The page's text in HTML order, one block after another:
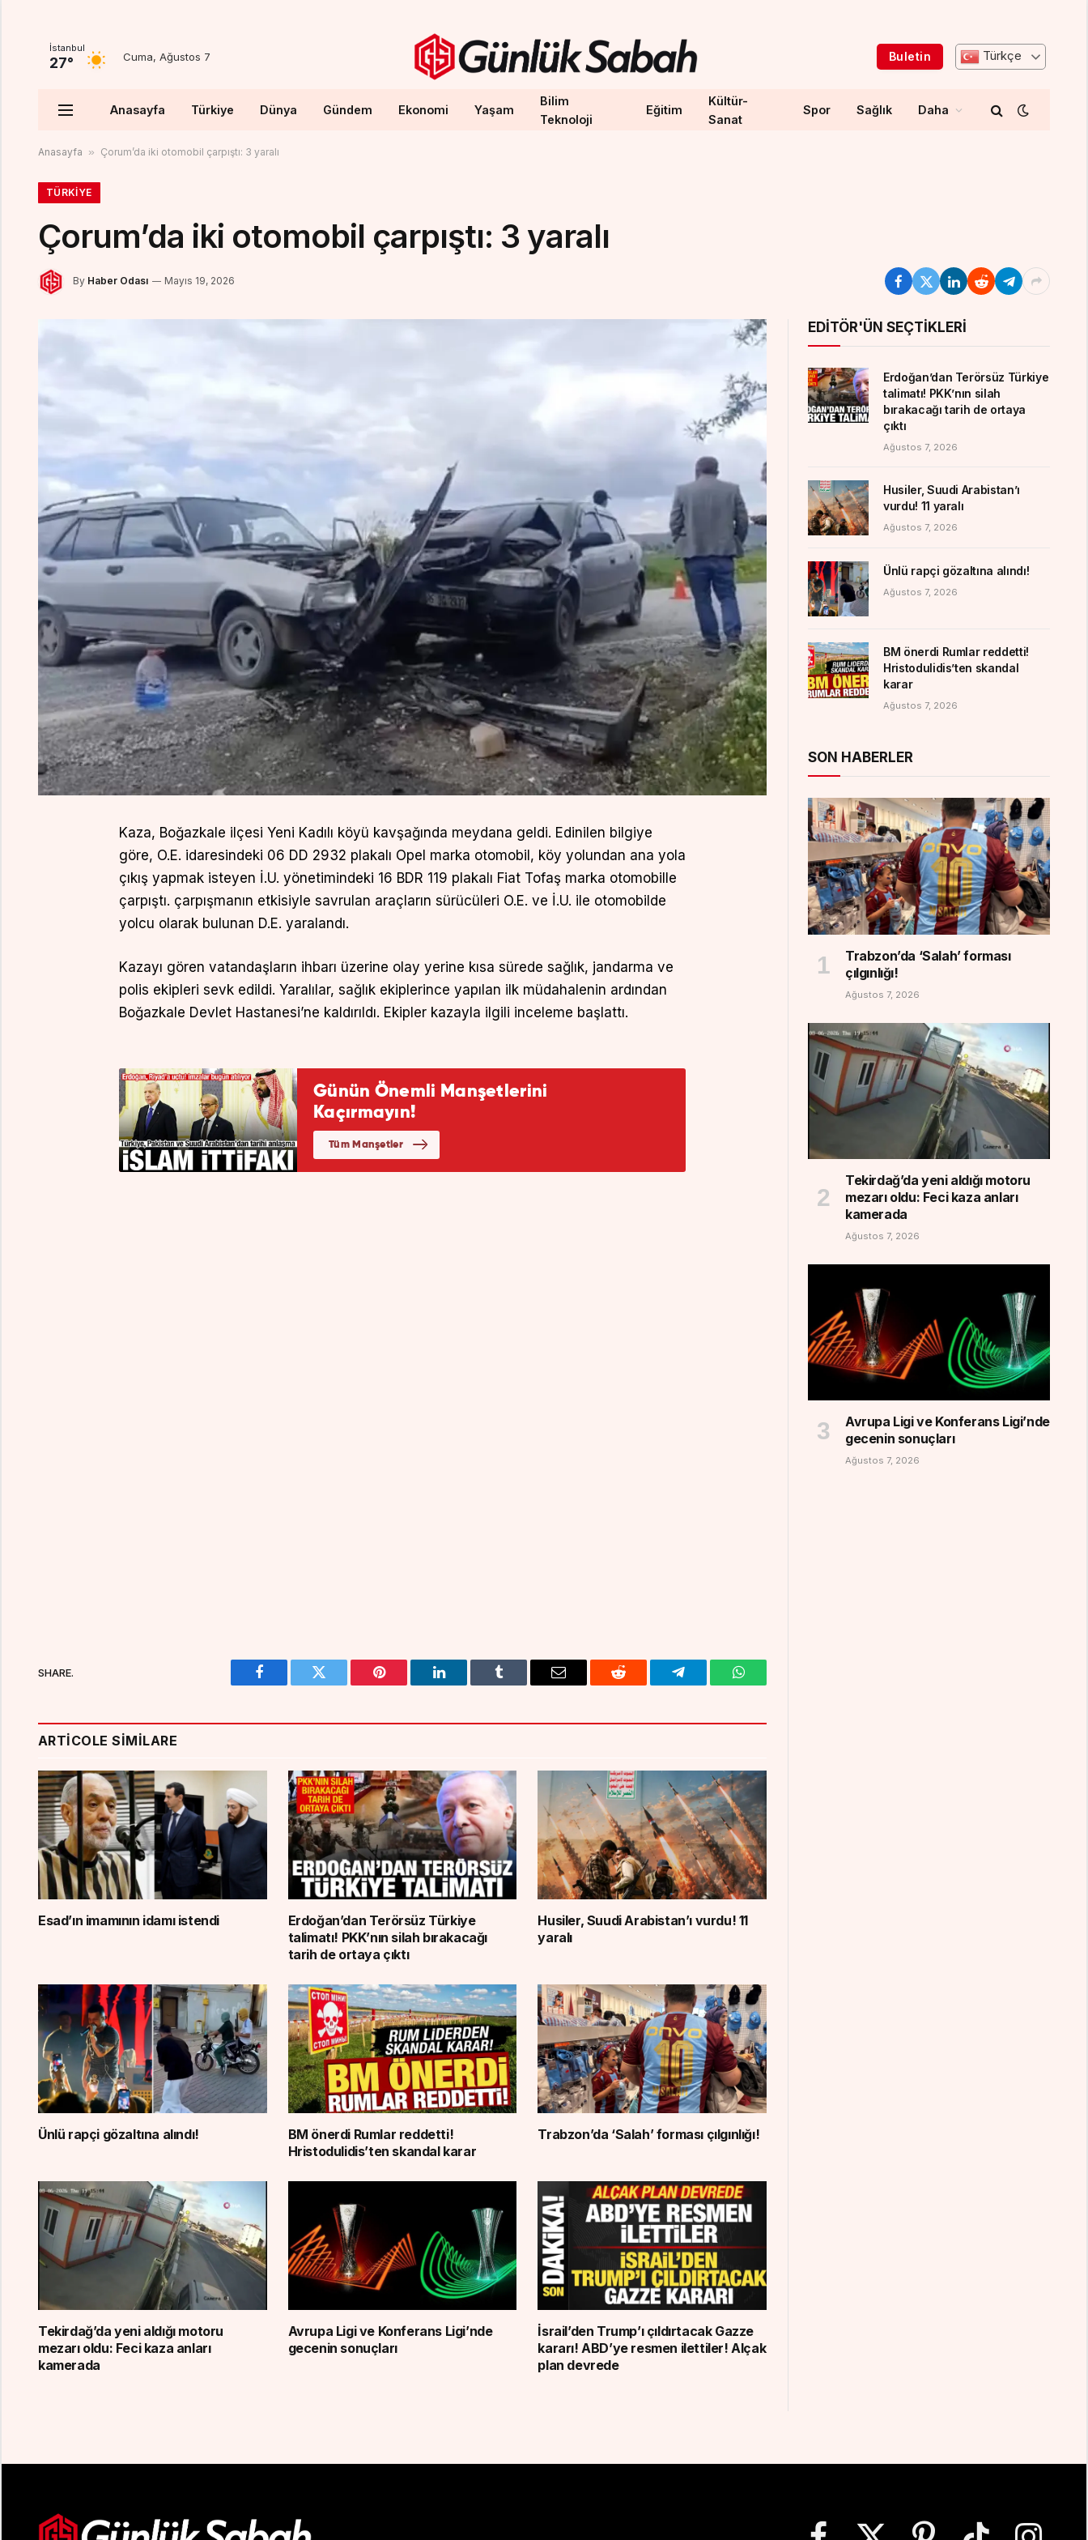
İstanbul
27° Cuma, Ağustos 7 Buletin Türkçe
Anasayfa Türkiye Dünya Gündem Ekonomi Yaşam
Bilim
Teknoloji
Eğitim
Kültür-
Sanat
Spor Sağlık Daha
Anasayfa » Çorum’da iki otomobil çarpıştı: 3 yaralı
TÜRKIYE
Çorum’da iki otomobil çarpıştı: 3 yaralı
By Haber Odası Mayıs 19, 2026
Kaza, Boğazkale ilçesi Yeni Kadılı köyü kavşağında meydana geldi. Edinilen bilgiye
göre, O.E. idaresindeki 06 DD 2932 plakalı Opel marka otomobil, köy yolundan ana yola
çıkış yapmak isteyen İ.U. yönetimindeki 16 BDR 119 plakalı Fiat Tofaş marka otomobille
çarpıştı. çarpışmanın etkisiyle savrulan araçların sürücüleri O.E. ve İ.U. ile otomobilde
yolcu olarak bulunan D.E. yaralandı.
Kazayı gören vatandaşların ihbarı üzerine olay yerine kısa sürede sağlık, jandarma ve
polis ekipleri sevk edildi. Yaralılar, sağlık ekiplerince yapılan ilk müdahalenin ardından
Boğazkale Devlet Hastanesi’ne kaldırıldı. Ekipler kazayla ilgili inceleme başlattı.
SHARE.
Facebook Twitter Pinterest LinkedIn Tumblr Email Reddit Telegram WhatsApp
ARTICOLE SIMILARE
Esad’ın imamının idamı istendi
Erdoğan’dan Terörsüz Türkiye
talimatı! PKK’nın silah bırakacağı
tarih de ortaya çıktı
Husiler, Suudi Arabistan’ı vurdu! 11
yaralı
Ünlü rapçi gözaltına alındı!
BM önerdi Rumlar reddetti!
Hristodulidis’ten skandal karar
Trabzon’da ‘Salah’ forması çılgınlığı!
Tekirdağ’da yeni aldığı motoru
mezarı oldu: Feci kaza anları
kamerada
Avrupa Ligi ve Konferans Ligi’nde
gecenin sonuçları
İsrail’den Trump’ı çıldırtacak Gazze
kararı! ABD’ye resmen ilettiler! Alçak
plan devrede
EDITÖR'ÜN SEÇTIKLERI
Erdoğan’dan Terörsüz Türkiye
talimatı! PKK’nın silah
bırakacağı tarih de ortaya
çıktı
Ağustos 7, 2026
Husiler, Suudi Arabistan’ı
vurdu! 11 yaralı
Ağustos 7, 2026
Ünlü rapçi gözaltına alındı!
Ağustos 7, 2026
BM önerdi Rumlar reddetti!
Hristodulidis’ten skandal
karar
Ağustos 7, 2026
SON HABERLER
Trabzon’da ‘Salah’ forması
çılgınlığı!
Ağustos 7, 2026
Tekirdağ’da yeni aldığı motoru
mezarı oldu: Feci kaza anları
kamerada
Ağustos 7, 2026
Avrupa Ligi ve Konferans Ligi’nde
gecenin sonuçları
Ağustos 7, 2026